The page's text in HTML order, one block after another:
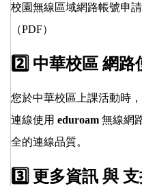
校園無線區域網路帳號申
（PDF）
2️⃣ 中華校區 網路
您於中華校區上課活動時
連線使用 eduroam 無線網
全的連線品質。
3️⃣ 更多資訊 與